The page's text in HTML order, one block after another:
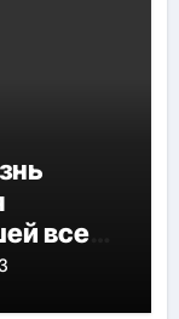
все